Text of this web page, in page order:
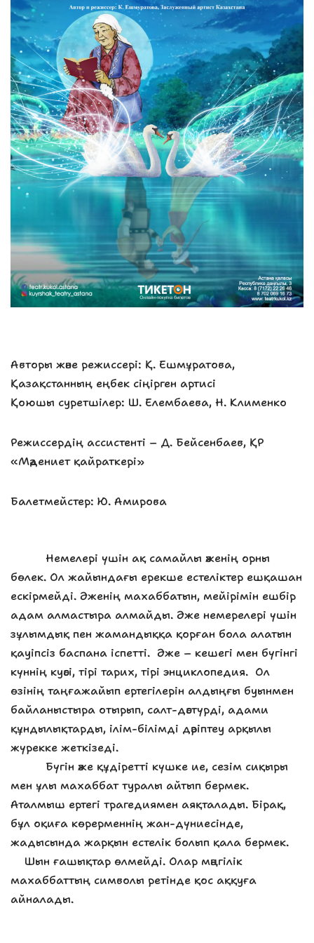
Авторы және режиссері: Қ. Ешмұратова,
Қазақстанның еңбек сіңірген артисі
Қоюшы суретшілер: Ш. Елембаева, Н. Клименко
Режиссердің ассистенті – Д. Бейсенбаев, ҚР
«Мәдениет қайраткері»
Балетмейстер: Ю. Амирова
Немелері үшін ақ самайлы әженің орны
бөлек. Ол жайындағы ерекше естеліктер ешқашан
ескірмейді. Әженің махаббатын, мейірімін ешбір
адам алмастыра алмайды. Әже немерелері үшін
зұлымдық пен жамандыққа қорған бола алатын
қауіпсіз баспана іспетті. Әже – кешегі мен бүгінгі
күннің куәсі, тірі тарих, тірі энциклопедия. Ол
өзінің таңғажайып ертегілерін алдыңғы буынмен
байланыстыра отырып, салт-дәстүрді, адами
құндылықтарды, ілім-білімді дәріптеу арқылы
жүрекке жеткізеді.
Бүгін әже құдіретті күшке ие, сезім сиқыры
мен ұлы махаббат туралы айтып бермек.
Аталмыш ертегі трагедиямен аяқталады. Бірақ,
бұл оқиға көрерменнің жан-дүниесінде,
жадысында жарқын естелік болып қала бермек.
Шын ғашықтар өлмейді. Олар мәңгілік
махаббаттың символы ретінде қос аққуға
айналады.